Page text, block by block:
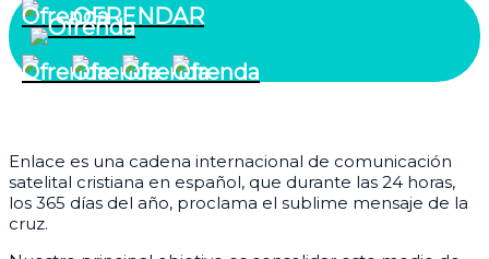
OFRENDAR
Enlace es una cadena internacional de comunicación
satelital cristiana en español, que durante las 24 horas,
los 365 días del año, proclama el sublime mensaje de la
cruz.